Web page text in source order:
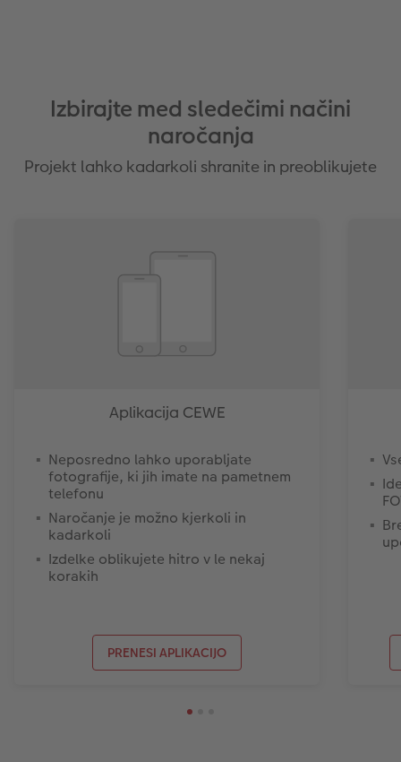
Izbirajte med sledečimi načini
naročanja
Projekt lahko kadarkoli shranite in preoblikujete
Aplikacija CEWE
Neposredno lahko uporabljate
fotografije, ki jih imate na pametnem
telefonu
Naročanje je možno kjerkoli in
kadarkoli
Izdelke oblikujete hitro v le nekaj
korakih
PRENESI APLIKACIJO